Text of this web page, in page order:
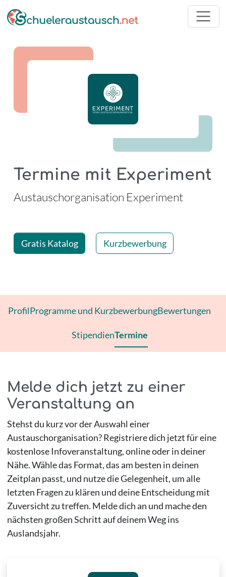
Termine mit Experiment
-
Austauschorganisation Experiment
Gratis Katalog Kurzbewerbung
ProfilProgramme und KurzbewerbungBewertungen
StipendienTermine
Melde dich jetzt zu einer
Veranstaltung an
Stehst du kurz vor der Auswahl einer
Austauschorganisation? Registriere dich jetzt für eine
kostenlose Infoveranstaltung, online oder in deiner
Nähe. Wähle das Format, das am besten in deinen
Zeitplan passt, und nutze die Gelegenheit, um alle
letzten Fragen zu klären und deine Entscheidung mit
Zuversicht zu treffen. Melde dich an und mache den
nächsten großen Schritt auf deinem Weg ins
Auslandsjahr.